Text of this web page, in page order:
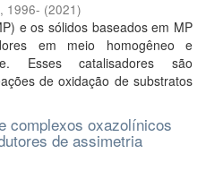
1996- (2021)
e os sólidos baseados em MP
em meio homogêneo e
Esses catalisadores são
de oxidação de substratos
complexos oxazolínicos
de assimetria